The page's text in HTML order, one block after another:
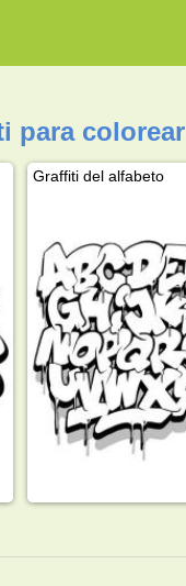
para colorear
Graffiti del alfabeto